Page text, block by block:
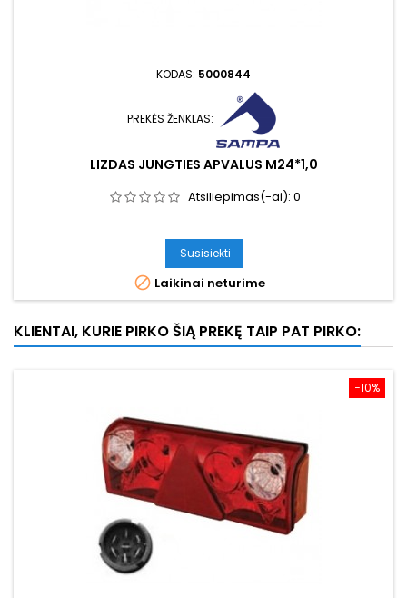
KODAS: 5000844
PREKĖS ŽENKLAS:
LIZDAS JUNGTIES APVALUS M24*1,0
Atsiliepimas(-ai): 0
Susisiekti
 Laikinai neturime
KLIENTAI, KURIE PIRKO ŠIĄ PREKĘ TAIP PAT PIRKO:
−10%